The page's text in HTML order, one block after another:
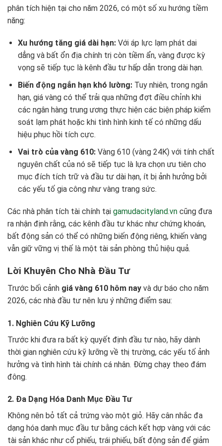
phân tích hiện tại cho năm 2026, có một số xu hướng tiềm
năng:
Xu hướng tăng giá dài hạn:Với áp lực lạm phát dai
dẳng và bất ổn địa chính trị còn tiềm ẩn, vàng được kỳ
vọng sẽ tiếp tục là kênh đầu tư hấp dẫn trong dài hạn.
Biến động ngắn hạn khó lường:Tuy nhiên, trong ngắn
hạn, giá vàng có thể trải qua những đợt điều chỉnh khi
các ngân hàng trung ương thực hiện các biện pháp kiểm
soát lạm phát hoặc khi tình hình kinh tế có những dấu
hiệu phục hồi tích cực.
Vai trò của vàng 610:Vàng 610 (vàng 24K) với tính chất
nguyên chất của nó sẽ tiếp tục là lựa chọn ưu tiên cho
mục đích tích trữ và đầu tư dài hạn, ít bị ảnh hưởng bởi
các yếu tố gia công như vàng trang sức.
Các nhà phân tích tài chính tại gamudacityland.vn cũng đưa
ra nhận định rằng, các kênh đầu tư khác như chứng khoán,
bất động sản có thể có những biến động riêng, khiến vàng
vẫn giữ vững vị thế là một tài sản phòng thủ hiệu quả.
Lời Khuyên Cho Nhà Đầu Tư
Trước bối cảnh giá vàng 610 hôm nay và dự báo cho năm
2026, các nhà đầu tư nên lưu ý những điểm sau:
1. Nghiên Cứu Kỹ Lưỡng
Trước khi đưa ra bất kỳ quyết định đầu tư nào, hãy dành
thời gian nghiên cứu kỹ lưỡng về thị trường, các yếu tố ảnh
hưởng và tình hình tài chính cá nhân. Đừng chạy theo đám
đông.
2. Đa Dạng Hóa Danh Mục Đầu Tư
Không nên bỏ tất cả trứng vào một giỏ. Hãy cân nhắc đa
dạng hóa danh mục đầu tư bằng cách kết hợp vàng với các
tài sản khác như cổ phiếu, trái phiếu, bất động sản để giảm